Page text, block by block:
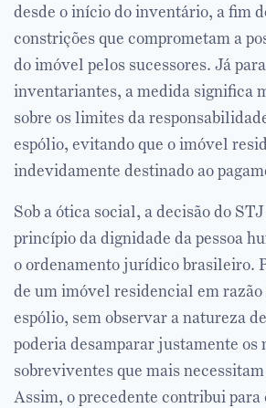
desde o início do inventário, a fim
constrições que comprometam a
do imóvel pelos sucessores. Já
inventariantes, a medida significa
sobre os limites da
espólio, evitando que o imóvel
indevidamente destinado ao
Sob a ótica social, a decisão do
princípio da dignidade da pessoa
o ordenamento jurídico brasileiro.
de um imóvel residencial em razão
espólio, sem observar a natureza
poderia desamparar justamente os
sobreviventes que mais
Assim, o precedente contribui